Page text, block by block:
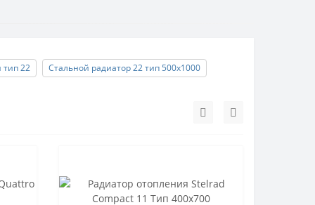
тип 22
Стальной радиатор 22 тип 500х1000